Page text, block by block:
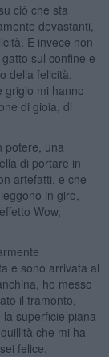
ciò che sta
devastanti,
E invece non
sul confine e
della felicità.
grigio mi hanno
di gioia, di
potere, una
di portare in
artefatti, e che
in giro,
Wow,
e sono arrivata al
ho messo
il tramonto,
superficie piana
che mi ha
felice.